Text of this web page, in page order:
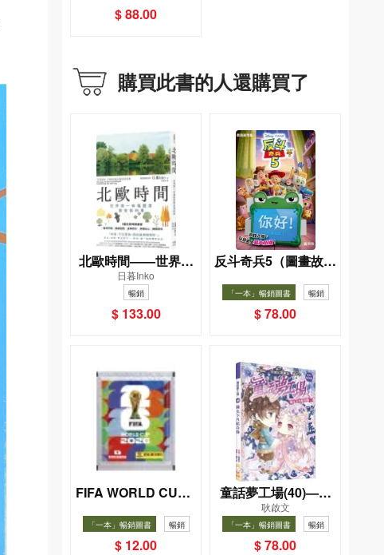
$ 88.00
購買此書的人還購買了
北歐時間——世界第
一幸福國度教會我的
事
日暮Inko
暢銷
$ 133.00
反斗奇兵5（圖畫故事
版）
「一本」暢銷圖書 暢銷
$ 78.00
FIFA WORLD CUP 2
貼紙包）
「一本」暢銷圖書 暢銷
$ 12.00
童話夢工場(40)——
織女下凡結奇緣
耿啟文
「一本」暢銷圖書 暢銷
$ 78.00